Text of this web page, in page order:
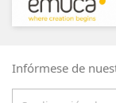
Infórmese de